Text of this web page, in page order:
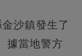
沙鎮發生了
據當地警方